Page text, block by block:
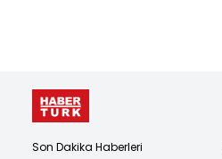
Son Dakika Haberleri